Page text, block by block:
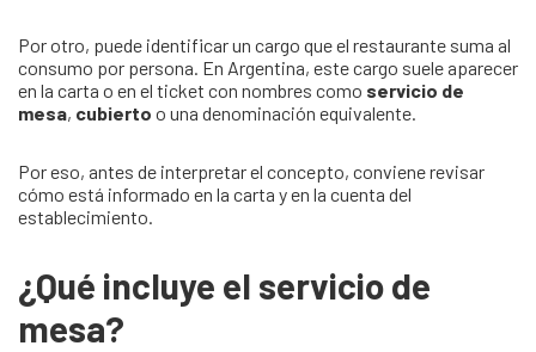
Por otro, puede identificar un cargo que el restaurante suma al
consumo por persona. En Argentina, este cargo suele aparecer
en la carta o en el ticket con nombres como servicio de
mesa, cubierto o una denominación equivalente.
Por eso, antes de interpretar el concepto, conviene revisar
cómo está informado en la carta y en la cuenta del
establecimiento.
¿Qué incluye el servicio de
mesa?